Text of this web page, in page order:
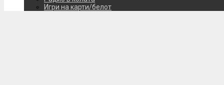
Игри на карти/белот